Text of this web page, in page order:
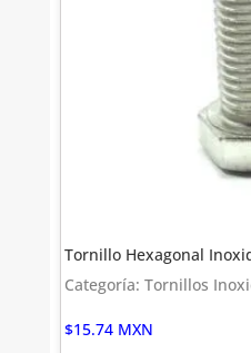
Tornillo Hexagonal
Categoría: Tornillos
$15.74 MXN